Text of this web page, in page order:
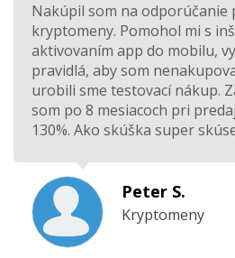
Nakúpil som na odporúčanie
kryptomeny. Pomohol mi s
aktivovaním app do mobilu,
pravidlá, aby som
urobili sme testovací nákup.
som po 8 mesiacoch pri
130%. Ako skúška super
Peter S.
Kryptomeny